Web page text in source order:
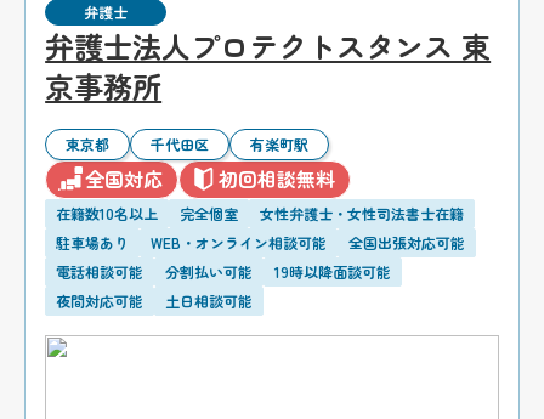
弁護士
弁護士法人プロテクトスタンス 東
京事務所
東京都 千代田区 有楽町駅
全国対応 初回相談無料
在籍数10名以上 完全個室
女性弁護士・女性司法書士在籍
駐車場あり
WEB・オンライン相談可能
全国出張対応可能
電話相談可能
分割払い可能
19時以降面談可能
夜間対応可能
土日相談可能